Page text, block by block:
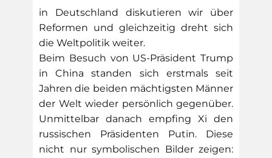
in Deutschland diskutieren wir über
Reformen und gleichzeitig dreht sich
die Weltpolitik weiter.
Beim Besuch von US-Präsident Trump
in China standen sich erstmals seit
Jahren die beiden mächtigsten Männer
der Welt wieder persönlich gegenüber.
Unmittelbar danach empfing Xi den
russischen Präsidenten Putin. Diese
nicht nur symbolischen Bilder zeigen: